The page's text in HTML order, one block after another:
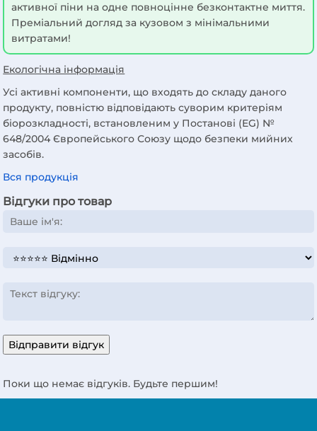
активної піни на одне повноцінне безконтактне миття.
Преміальний догляд за кузовом з мінімальними
витратами!
Екологічна інформація
Усі активні компоненти, що входять до складу даного
продукту, повністю відповідають суворим критеріям
біорозкладності, встановленим у Постанові (EG) №
648/2004 Європейського Союзу щодо безпеки мийних
засобів.
Вся продукція
Відгуки про товар
Відправити відгук
Поки що немає відгуків. Будьте першим!